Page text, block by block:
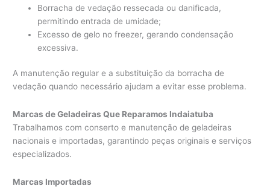
Borracha de vedação ressecada ou danificada,
permitindo entrada de umidade;
Excesso de gelo no freezer, gerando condensação
excessiva.
A manutenção regular e a substituição da borracha de
vedação quando necessário ajudam a evitar esse problema.
Marcas de Geladeiras Que Reparamos Indaiatuba
Trabalhamos com conserto e manutenção de geladeiras
nacionais e importadas, garantindo peças originais e serviços
especializados.
Marcas Importadas